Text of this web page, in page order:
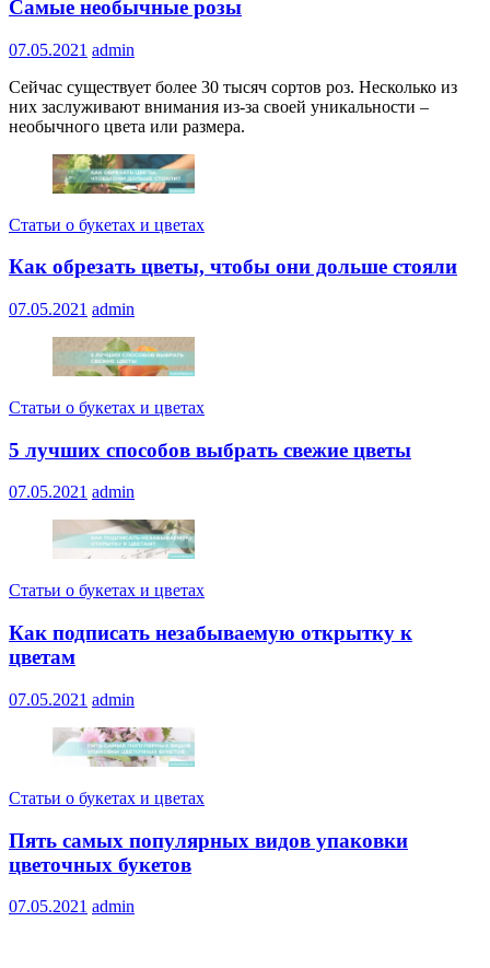
Самые необычные розы
07.05.2021 admin
Сейчас существует более 30 тысяч сортов роз. Несколько из
них заслуживают внимания из-за своей уникальности –
необычного цвета или размера.
Статьи о букетах и цветах
Как обрезать цветы, чтобы они дольше стояли
07.05.2021 admin
Статьи о букетах и цветах
5 лучших способов выбрать свежие цветы
07.05.2021 admin
Статьи о букетах и цветах
Как подписать незабываемую открытку к
цветам
07.05.2021 admin
Статьи о букетах и цветах
Пять самых популярных видов упаковки
цветочных букетов
07.05.2021 admin